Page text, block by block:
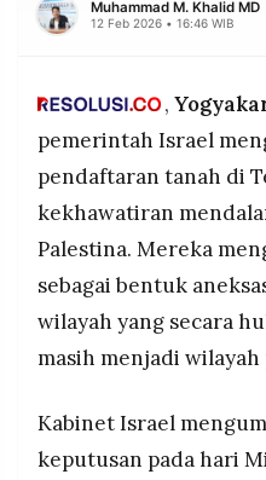
FINANSIA PERSONA
MANCA SPORT
POLICY WARGA
INFORMASI
IKLAN
KIRIM
TULISAN
PENGADUAN TERM
Muhammad M. Khalid MD
12 Feb 2026 • 16:46 WIB
,
pemerintah Israel
pendaftaran tanah di
kekhawatiran
Palestina. Mereka
sebagai bentuk
wilayah yang secara
masih menjadi
Kabinet Israel
keputusan pada hari